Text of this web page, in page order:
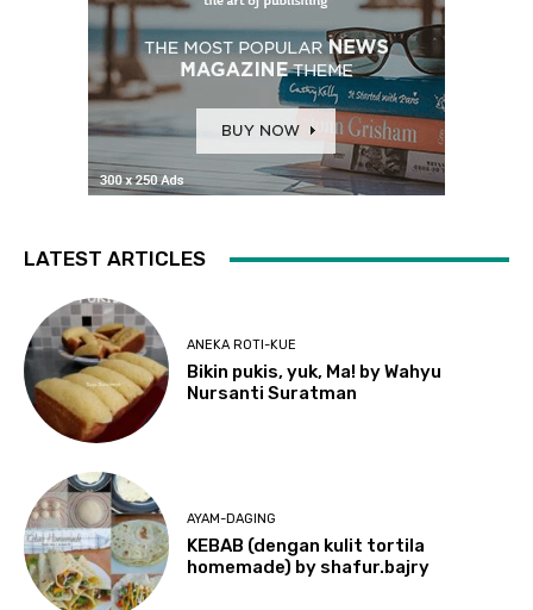
LATEST ARTICLES
ANEKA ROTI-KUE
Bikin pukis, yuk, Ma! by Wahyu
Nursanti Suratman
AYAM-DAGING
KEBAB (dengan kulit tortila
homemade) by shafur.bajry